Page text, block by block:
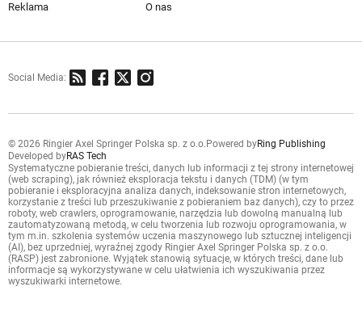
Reklama
O nas
Social Media:
© 2026 Ringier Axel Springer Polska sp. z o.o. Powered byRing Publishing
Developed byRAS Tech
Systematyczne pobieranie treści, danych lub informacji z tej strony internetowej
(web scraping), jak również eksploracja tekstu i danych (TDM) (w tym
pobieranie i eksploracyjna analiza danych, indeksowanie stron internetowych,
korzystanie z treści lub przeszukiwanie z pobieraniem baz danych), czy to przez
roboty, web crawlers, oprogramowanie, narzędzia lub dowolną manualną lub
zautomatyzowaną metodą, w celu tworzenia lub rozwoju oprogramowania, w
tym m.in. szkolenia systemów uczenia maszynowego lub sztucznej inteligencji
(AI), bez uprzedniej, wyraźnej zgody Ringier Axel Springer Polska sp. z o.o.
(RASP) jest zabronione. Wyjątek stanowią sytuacje, w których treści, dane lub
informacje są wykorzystywane w celu ułatwienia ich wyszukiwania przez
wyszukiwarki internetowe.